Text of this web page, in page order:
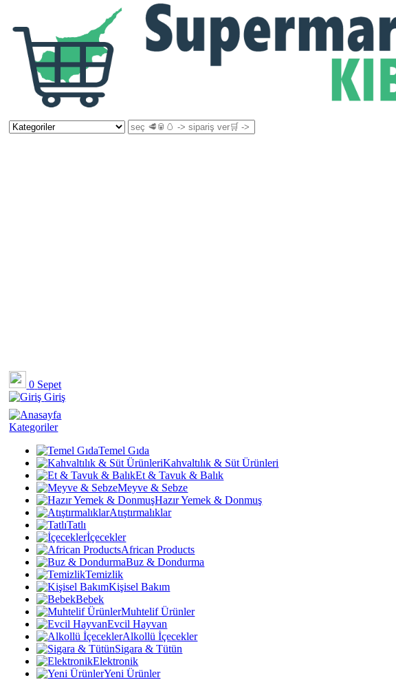
0 Sepet
Giriş
Kategoriler
Temel Gıda
Kahvaltılık & Süt Ürünleri
Et & Tavuk & Balık
Meyve & Sebze
Hazır Yemek & Donmuş
Atıştırmalıklar
Tatlı
İçecekler
African Products
Buz & Dondurma
Temizlik
Kişisel Bakım
Bebek
Muhtelif Ürünler
Evcil Hayvan
Alkollü İçecekler
Sigara & Tütün
Elektronik
Yeni Ürünler